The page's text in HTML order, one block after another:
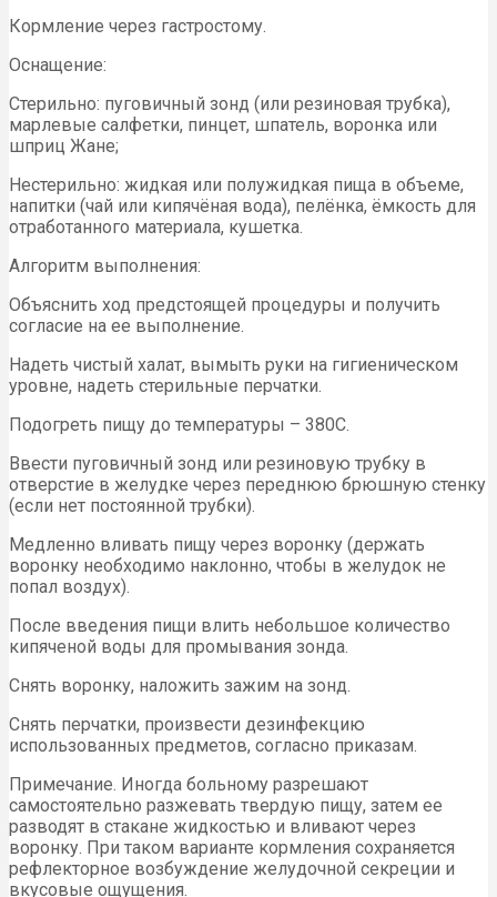
Кормление через гастростому.
Оснащение:
Стерильно: пуговичный зонд (или резиновая трубка),
марлевые салфетки, пинцет, шпатель, воронка или
шприц Жане;
Нестерильно: жидкая или полужидкая пища в объеме,
напитки (чай или кипячёная вода), пелёнка, ёмкость для
отработанного материала, кушетка.
Алгоритм выполнения:
Объяснить ход предстоящей процедуры и получить
согласие на ее выполнение.
Надеть чистый халат, вымыть руки на гигиеническом
уровне, надеть стерильные перчатки.
Подогреть пищу до температуры – 380С.
Ввести пуговичный зонд или резиновую трубку в
отверстие в желудке через переднюю брюшную стенку
(если нет постоянной трубки).
Медленно вливать пищу через воронку (держать
воронку необходимо наклонно, чтобы в желудок не
попал воздух).
После введения пищи влить небольшое количество
кипяченой воды для промывания зонда.
Снять воронку, наложить зажим на зонд.
Снять перчатки, произвести дезинфекцию
использованных предметов, согласно приказам.
Примечание. Иногда больному разрешают
самостоятельно разжевать твердую пищу, затем ее
разводят в стакане жидкостью и вливают через
воронку. При таком варианте кормления сохраняется
рефлекторное возбуждение желудочной секреции и
вкусовые ощущения.